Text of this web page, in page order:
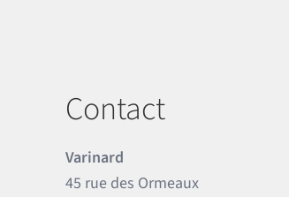
Contact
Varinard
45 rue des Ormeaux